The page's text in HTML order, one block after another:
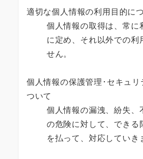
適切な個人情報の利用目的に
個人情報の取得は、常に
に定め、それ以外での利
せん。
個人情報の保護管理･セキュ
ついて
個人情報の漏洩、紛失、
の危険に対して、できる
を払って、対応していき